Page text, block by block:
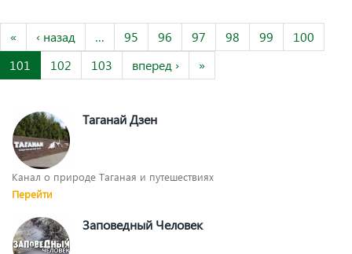
« ‹ назад … 95 96 97 98 99
100
101
102 103 вперед › »
Таганай Дзен
Канал о природе Таганая и путешествиях
Перейти
Заповедный Человек